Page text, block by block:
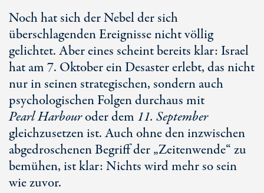
Noch hat sich der Nebel der sich
überschlagenden Ereignisse nicht völlig
gelichtet. Aber eines scheint bereits klar: Israel
hat am7. Oktoberein Desaster erlebt, das nicht
nur in seinen strategischen, sondern auch
psychologischen Folgen durchaus mit
Pearl Harbouroder dem 11. September
gleichzusetzen ist. Auch ohne den inzwischen
abgedroschenen Begriff der „Zeitenwende“ zu
bemühen, ist klar: Nichts wird mehr so sein
wie zuvor.